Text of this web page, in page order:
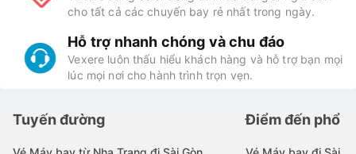
cho tất cả các chuyến bay rẻ nhất trong ngày.
Hỗ trợ nhanh chóng và chu đáo
Vexere luôn thấu hiểu khách hàng và hỗ trợ bạn mọi
lúc mọi nơi cho hành trình trọn vẹn.
Tuyến đường Điểm đến phổ